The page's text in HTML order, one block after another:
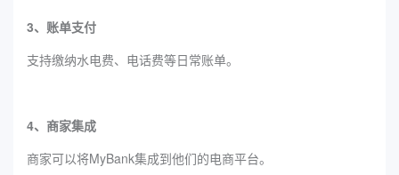
3、账单支付
支持缴纳水电费、电话费等日常账单。
4、商家集成
商家可以将MyBank集成到他们的电商平台。